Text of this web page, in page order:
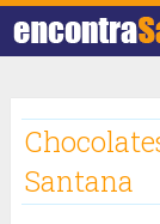
Santana